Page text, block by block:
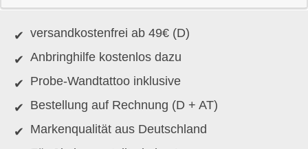
versandkostenfrei ab 49€ (D)
Anbringhilfe kostenlos dazu
Probe-Wandtattoo inklusive
Bestellung auf Rechnung (D + AT)
Markenqualität aus Deutschland